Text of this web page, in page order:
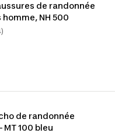
de randonnée
NH 500
de randonnée
100 bleu